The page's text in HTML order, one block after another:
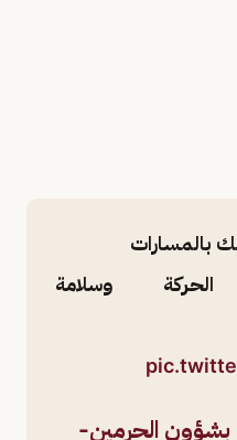
بالمسارات
وسلامة
بشؤون الحرمين-